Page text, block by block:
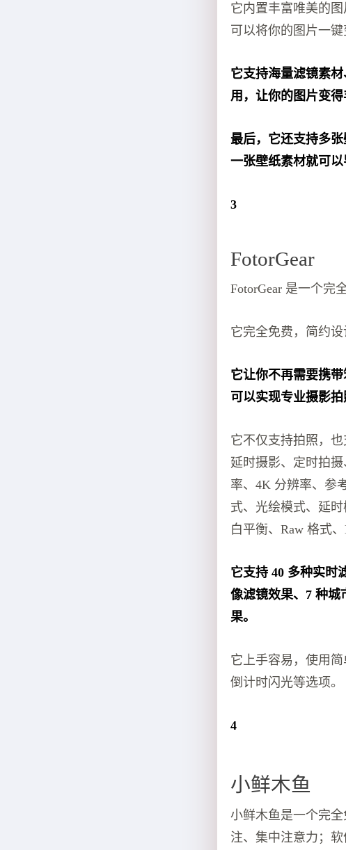
它内置丰富唯美的
可以将你的图片一键
它支持海量滤镜素
用，让你的图片变得
最后，它还支持多
一张壁纸素材就可以
3
FotorGear
FotorGear 是一个完
它完全免费，简约
它让你不再需要携
可以实现专业摄影
它不仅支持拍照，
延时摄影、定时拍
率、4K 分辨率、参
式、光绘模式、延
白平衡、Raw 格式
它支持 40 多种实时
像滤镜效果、7 种城
果。
它上手容易，使用
倒计时闪光等选项。
4
小鲜木鱼
小鲜木鱼是一个完
注、集中注意力；